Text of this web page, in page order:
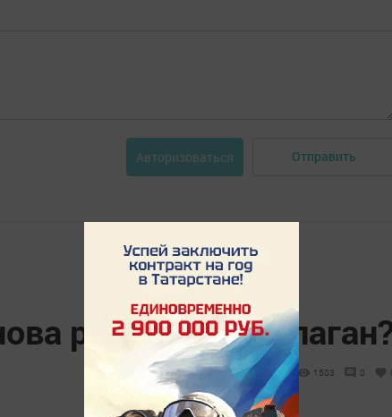
Авторизоваться Отправить
рэп укый
1503 0